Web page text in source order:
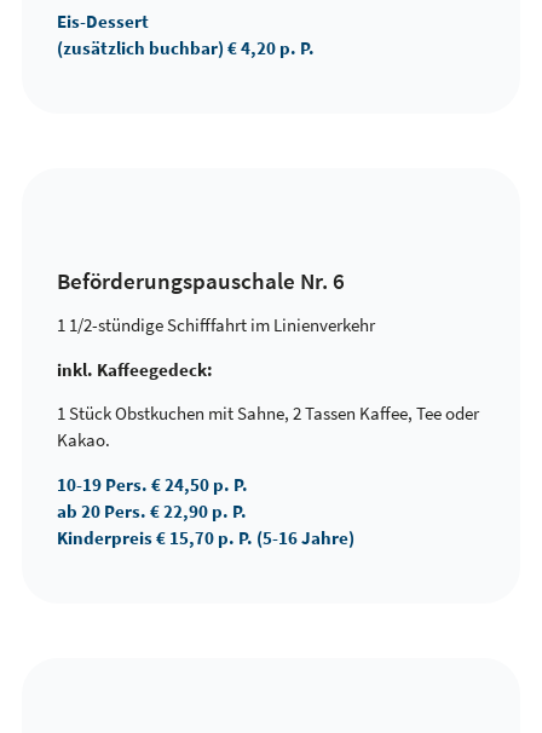
Eis-Dessert
(zusätzlich buchbar) € 4,20 p. P.
Beförderungspauschale Nr. 6
1 1/2-stündige Schifffahrt im Linienverkehr
inkl. Kaffeegedeck:
1 Stück Obstkuchen mit Sahne, 2 Tassen Kaffee, Tee oder
Kakao.
10-19 Pers. € 24,50 p. P.
ab 20 Pers. € 22,90 p. P.
Kinderpreis € 15,70 p. P. (5-16 Jahre)